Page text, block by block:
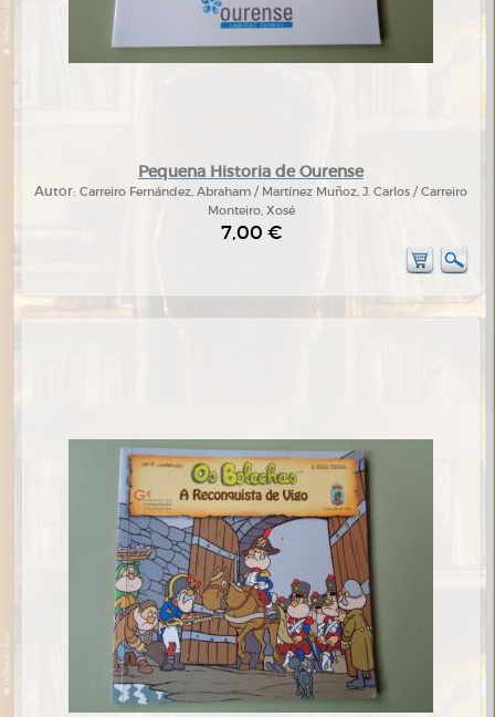
Pequena Historia de Ourense
Autor: Carreiro Fernández, Abraham / Martínez Muñoz, J. Carlos / Carreiro
Monteiro, Xosé
7,00 €